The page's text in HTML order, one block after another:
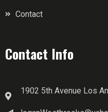
Contact
Contact Info
1902 5th Avenue Los